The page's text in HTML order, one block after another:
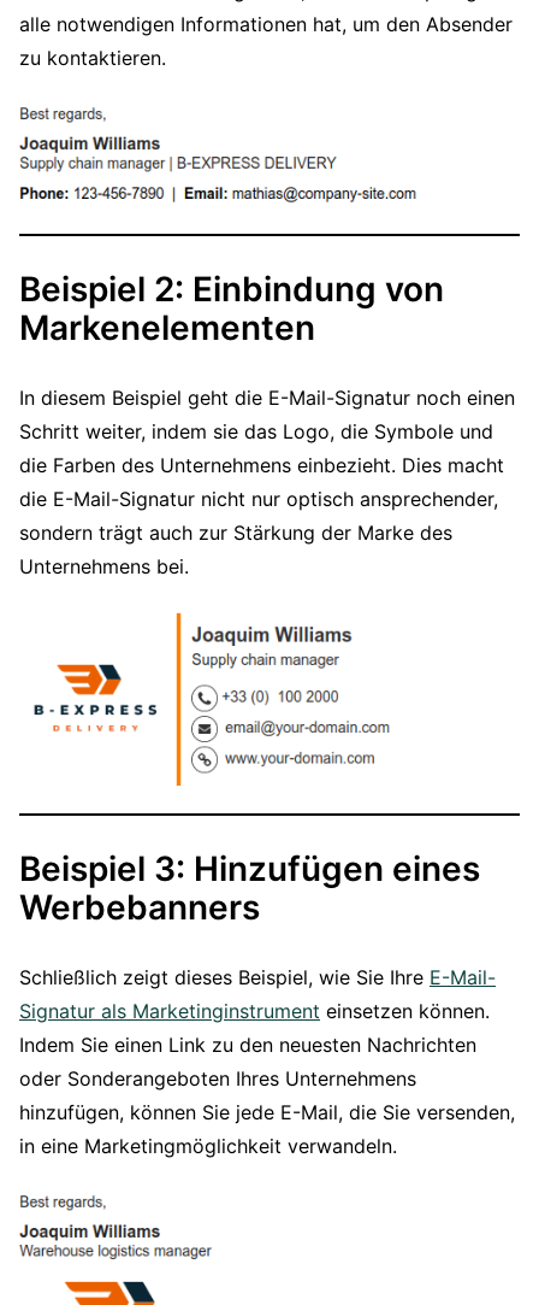
alle notwendigen Informationen hat, um den Absender
zu kontaktieren.
Beispiel 2: Einbindung von
Markenelementen
In diesem Beispiel geht die E-Mail-Signatur noch einen
Schritt weiter, indem sie das Logo, die Symbole und
die Farben des Unternehmens einbezieht. Dies macht
die E-Mail-Signatur nicht nur optisch ansprechender,
sondern trägt auch zur Stärkung der Marke des
Unternehmens bei.
Beispiel 3: Hinzufügen eines
Werbebanners
Schließlich zeigt dieses Beispiel, wie Sie Ihre E-Mail-
Signatur als Marketinginstrument einsetzen können.
Indem Sie einen Link zu den neuesten Nachrichten
oder Sonderangeboten Ihres Unternehmens
hinzufügen, können Sie jede E-Mail, die Sie versenden,
in eine Marketingmöglichkeit verwandeln.